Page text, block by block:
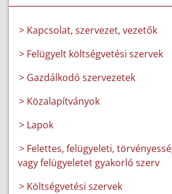
> Kapcsolat, szervezet, vezetők
> Felügyelt költségvetési szervek
> Gazdálkodó szervezetek
> Közalapítványok
> Lapok
> Felettes, felügyeleti,
vagy felügyeletet gyakorló szerv
> Költségvetési szervek